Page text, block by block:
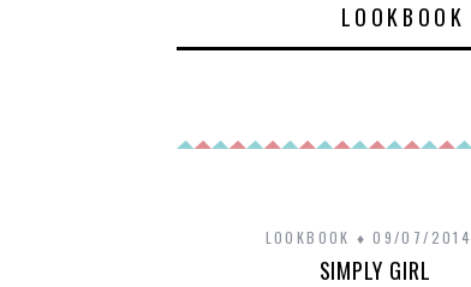
LOOKBOOK
LOOKBOOK 09/07/2014
SIMPLY GIRL